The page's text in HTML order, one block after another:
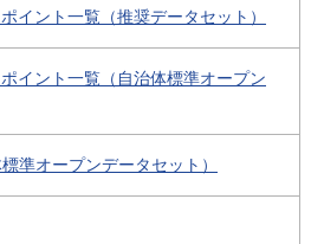
イント一覧（推奨データセット）
イント一覧（自治体標準オープン
準オープンデータセット）